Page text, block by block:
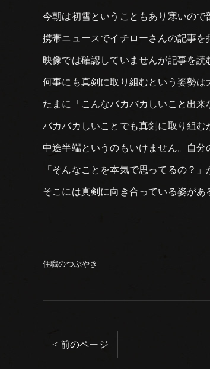
今朝は初雪ということもあり寒いので
携帯ニュースでイチローさんの記事を
映像では確認していませんが記事を読
何事にも真剣に取り組むという姿勢は
たまに「こんなバカバカしいこと出
バカバカしいことでも真剣に取り組む
中途半端というのもいけません。自分
「そんなことを本気で思ってるの？
そこには真剣に向き合っている姿があ
住職のつぶやき
< 前のページ